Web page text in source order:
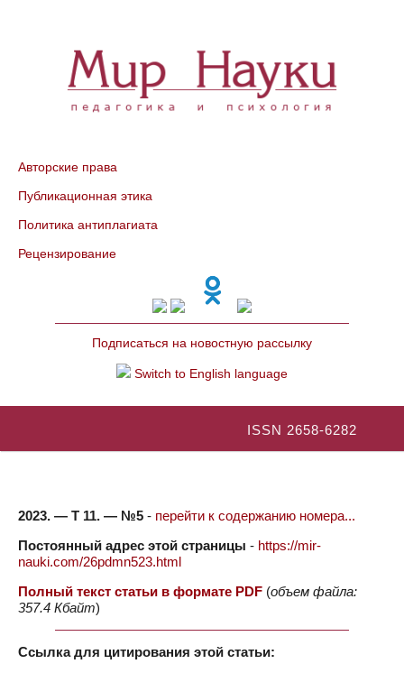
Авторские права
Публикационная этика
Политика антиплагиата
Рецензирование
Подписаться на новостную рассылку
Switch to English language
ISSN 2658-6282
2023. — Т 11. — №5 - перейти к содержанию номера...
Постоянный адрес этой страницы - https://mir-
nauki.com/26pdmn523.html
Полный текст статьи в формате PDF (объем файла:
357.4 Кбайт)
Ссылка для цитирования этой статьи: